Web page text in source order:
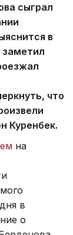
сыграл
в
что
Куренбек.
на
в
о